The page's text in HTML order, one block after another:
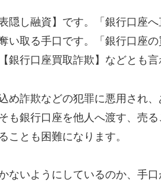
隠し融資】です。「銀行口座
い取る手口です。「銀行口座
行口座買取詐欺】などとも言
め詐欺などの犯罪に悪用され
も銀行口座を他人へ渡す、売
ことも困難になります。
ないようにしているのか、手